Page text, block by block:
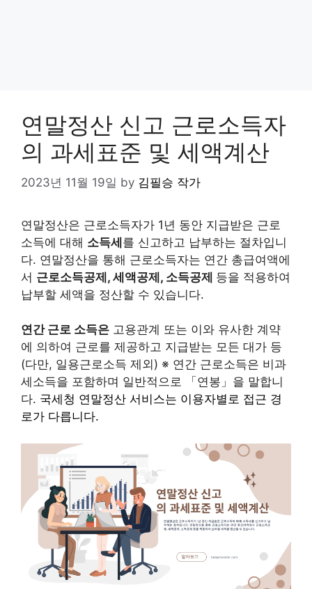
연말정산 신고 근로소득자
의 과세표준 및 세액계산
2023년 11월 19일 by 김필승 작가
연말정산은 근로소득자가 1년 동안 지급받은 근로
소득에 대해 소득세를 신고하고 납부하는 절차입니
다. 연말정산을 통해 근로소득자는 연간 총급여액에
서 근로소득공제, 세액공제, 소득공제 등을 적용하여
납부할 세액을 정산할 수 있습니다.
연간 근로 소득은 고용관계 또는 이와 유사한 계약
에 의하여 근로를 제공하고 지급받는 모든 대가 등
(다만, 일용근로소득 제외) ※ 연간 근로소득은 비과
세소득을 포함하며 일반적으로 「연봉」을 말합니
다. 국세청 연말정산 서비스는 이용자별로 접근 경
로가 다릅니다.